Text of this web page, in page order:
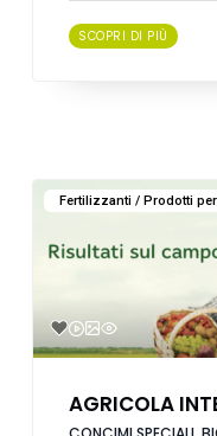
SCOPRI DI PIÙ
Fertilizzanti / Prodotti
AGRICOLA